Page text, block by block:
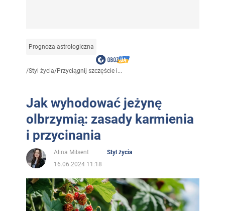
Prognoza astrologiczna
/Styl życia/Przyciągnij szczęście i...
Jak wyhodować jeżynę
olbrzymią: zasady karmienia
i przycinania
Alina Milsent
Styl życia
16.06.2024 11:18